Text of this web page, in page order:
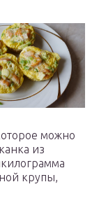
можно
из
крупы,